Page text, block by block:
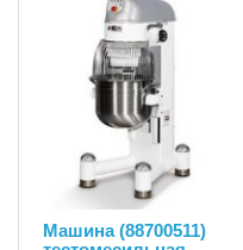
Машина (88700511)